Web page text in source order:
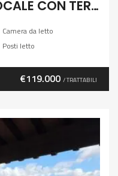
14V – VADA, MONOLOCALE CON TERRAZZA
Camera da letto
Posti letto
€119.000 / TRATTABILI